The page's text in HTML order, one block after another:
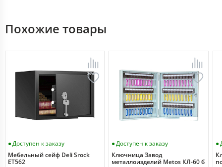
Похожие товары
Доступен к заказу
Мебельный сейф Deli Srock
ET562
Доступен к заказу
Ключница Завод
металлоизделий Metos КЛ-60 б